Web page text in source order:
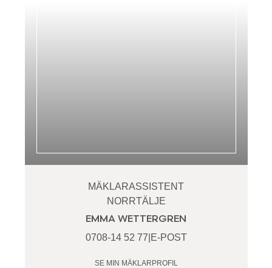
MÄKLARASSISTENT
NORRTÄLJE
EMMA WETTERGREN
0708-14 52 77 E-POST
SE MIN MÄKLARPROFIL